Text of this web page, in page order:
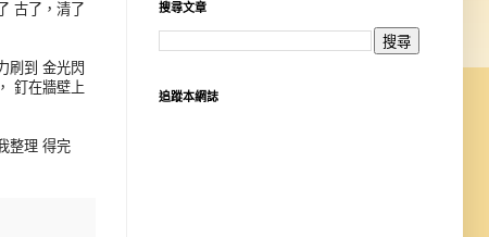
古了，清了
刷到 金光閃
釘在牆壁上
整理 得完
搜尋文章
追蹤本網誌